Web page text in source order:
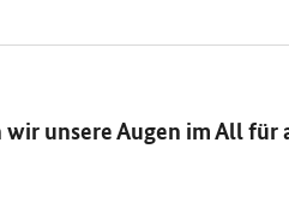
unsere Augen im All